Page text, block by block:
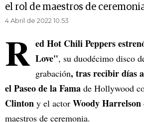
el rol de maestros de
4 Abril de 2022 10.53
R ed Hot Chili Peppers
Love", su duodécimo disco
grabación, tras recibir días
el Paseo de la Fama de Hollywood
Clinton y el actor Woody Harrelson
maestros de ceremonia.